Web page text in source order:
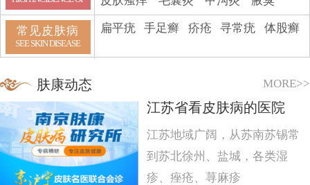
常见皮肤病
SEE SKIN DISEASE
扁平疣 手足癣 疥疮 寻常疣 体股癣
肤康动态 MORE>>
江苏省看皮肤病的医院
江苏地域广阔，从苏南苏锡常
到苏北徐州、盐城，各类湿
疹、痤疮、荨麻疹